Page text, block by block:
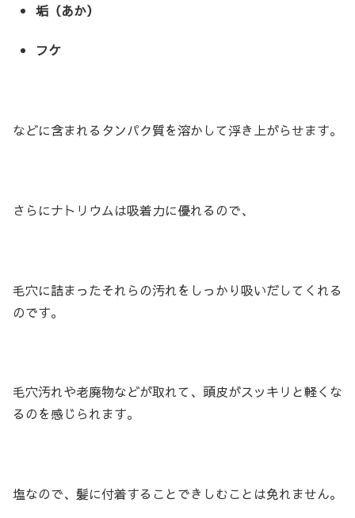
垢（あか）
フケ
などに含まれるタンパク質を溶かして浮き上がらせます。
さらにナトリウムは吸着力に優れるので、
毛穴に詰まったそれらの汚れをしっかり吸いだしてくれる
のです。
毛穴汚れや老廃物などが取れて、頭皮がスッキリと軽くな
るのを感じられます。
塩なので、髪に付着することできしむことは免れません。